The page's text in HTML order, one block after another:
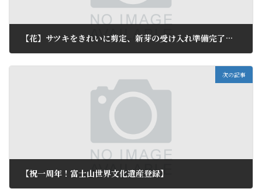
【花】サツキをきれいに剪定、新芽の受け入れ準備完了 姫の沢公園
次の記事
【祝一周年！富士山世界文化遺産登録】